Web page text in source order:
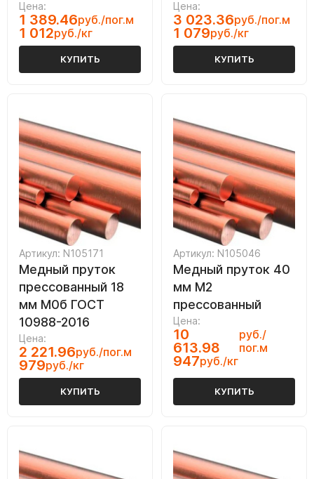
Цена:
1 389.46руб./пог.м
1 012руб./кг
КУПИТЬ
Цена:
3 023.36руб./пог.м
1 079руб./кг
КУПИТЬ
Артикул: N105171
Медный пруток
прессованный 18
мм М0б ГОСТ
10988-2016
Цена:
2 221.96руб./пог.м
979руб./кг
КУПИТЬ
Артикул: N105046
Медный пруток 40
мм М2
прессованный
Цена:
10
613.98
руб./
пог.м
947руб./кг
КУПИТЬ